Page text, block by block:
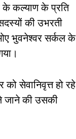
के कल्याण के प्रति
की उभरती
भुवनेश्वर सर्कल के
सेवानिवृत्त हो रहे
जाने की उसकी